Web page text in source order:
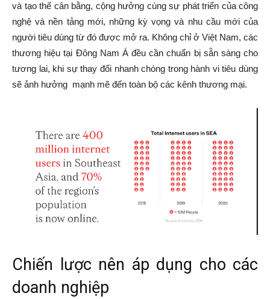
và tạo thế cân bằng, cộng hưởng cùng sự phát triển của công
nghệ và nền tảng mới, những kỳ vọng và nhu cầu mới của
người tiêu dùng từ đó được mở ra. Không chỉ ở Việt Nam, các
thương hiệu tại Đông Nam Á đều cần chuẩn bị sẵn sàng cho
tương lai, khi sự thay đổi nhanh chóng trong hành vi tiêu dùng
sẽ ảnh hưởng mạnh mẽ đến toàn bộ các kênh thương mại.
Chiến lược nên áp dụng cho các
doanh nghiệp